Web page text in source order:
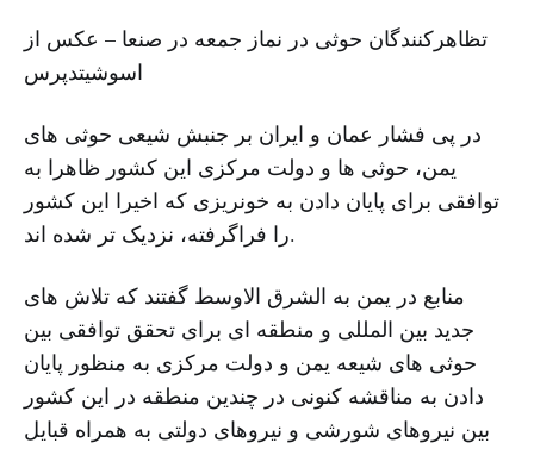
تظاهرکنندگان حوثی در نماز جمعه در صنعا – عکس از
اسوشیتدپرس
در پی فشار عمان و ایران بر جنبش شیعی حوثی های
یمن، حوثی ها و دولت مرکزی این کشور ظاهرا به
توافقی برای پایان دادن به خونریزی که اخیرا این کشور
را فراگرفته، نزدیک تر شده اند.
منابع در یمن به الشرق الاوسط گفتند که تلاش های
جدید بین المللی و منطقه ای برای تحقق توافقی بین
حوثی های شیعه یمن و دولت مرکزی به منظور پایان
دادن به مناقشه کنونی در چندین منطقه در این کشور
بین نیروهای شورشی و نیروهای دولتی به همراه قبایل